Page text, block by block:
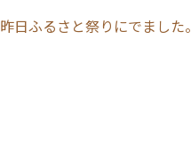
昨日ふるさと祭りにでました。